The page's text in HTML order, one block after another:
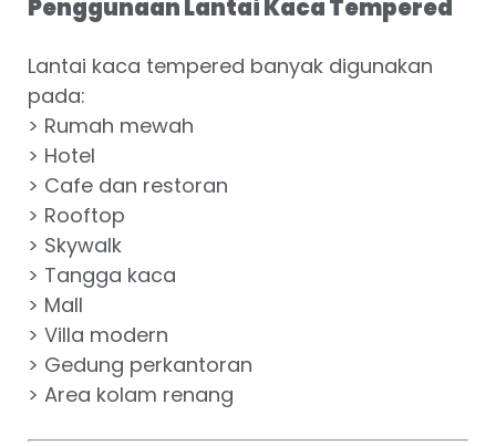
Penggunaan Lantai Kaca Tempered
Lantai kaca tempered banyak digunakan
pada:
> Rumah mewah
> Hotel
> Cafe dan restoran
> Rooftop
> Skywalk
> Tangga kaca
> Mall
> Villa modern
> Gedung perkantoran
> Area kolam renang